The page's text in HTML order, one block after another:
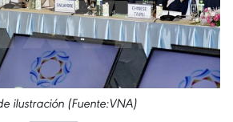
ilustración (Fuente:VNA)